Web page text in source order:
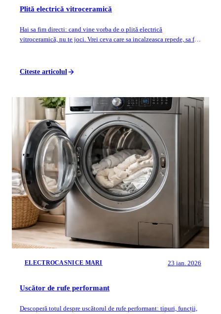
Plită electrică vitroceramică
Hai sa fim directi: cand vine vorba de o plită electrică
vitroceramică, nu te joci. Vrei ceva care sa incalzeasca repede, sa fie
Citeste articolul
ELECTROCASNICE MARI 23 ian. 2026
Uscător de rufe performant
Descoperă totul despre uscătorul de rufe performant: tipuri, funcții,